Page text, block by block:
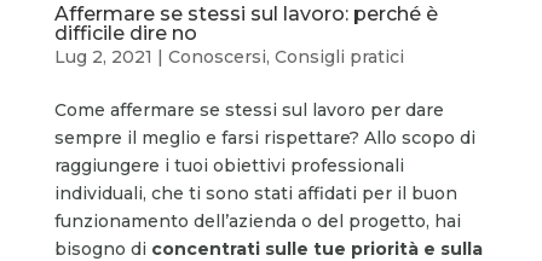
Affermare se stessi sul lavoro: perché è
difficile dire no
Lug 2, 2021 | Conoscersi, Consigli pratici
Come affermare se stessi sul lavoro per dare
sempre il meglio e farsi rispettare? Allo scopo di
raggiungere i tuoi obiettivi professionali
individuali, che ti sono stati affidati per il buon
funzionamento dell’azienda o del progetto, hai
bisogno di concentrati sulle tue priorità e sulla